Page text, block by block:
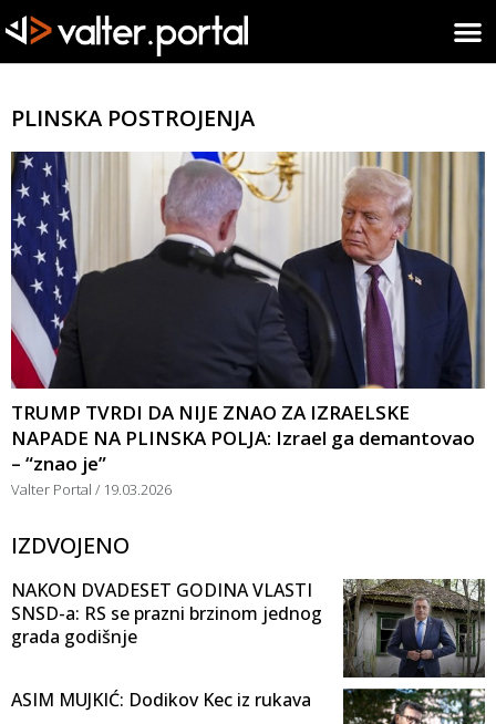
PLINSKA POSTROJENJA
TRUMP TVRDI DA NIJE ZNAO ZA IZRAELSKE
NAPADE NA PLINSKA POLJA: Izrael ga demantovao
– “znao je”
Valter Portal 19.03.2026
IZDVOJENO
NAKON DVADESET GODINA VLASTI
SNSD-a: RS se prazni brzinom jednog
grada godišnje
ASIM MUJKIĆ: Dodikov Kec iz rukava